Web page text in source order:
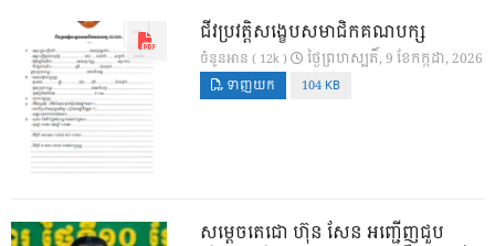
ជីវប្រវត្តិសង្ខេបសមាជិកគណបក្ស
ចំនួនអាន ( 12k ) ថ្ងៃ​ព្រហស្បតិ៍, 9 ខែ​កក្កដា, 2026
ទាញយក 104 KB
សម្តេចតេជោ ហ៊ុន សែន អញ្ជើញជួប